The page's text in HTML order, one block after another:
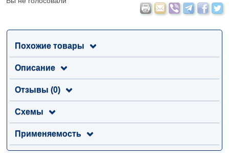
Похожие товары
Описание
Отзывы (0)
Схемы
Применяемость